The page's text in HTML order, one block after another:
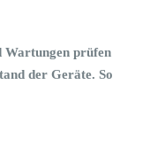
Wartungen prüfen
der Geräte. So